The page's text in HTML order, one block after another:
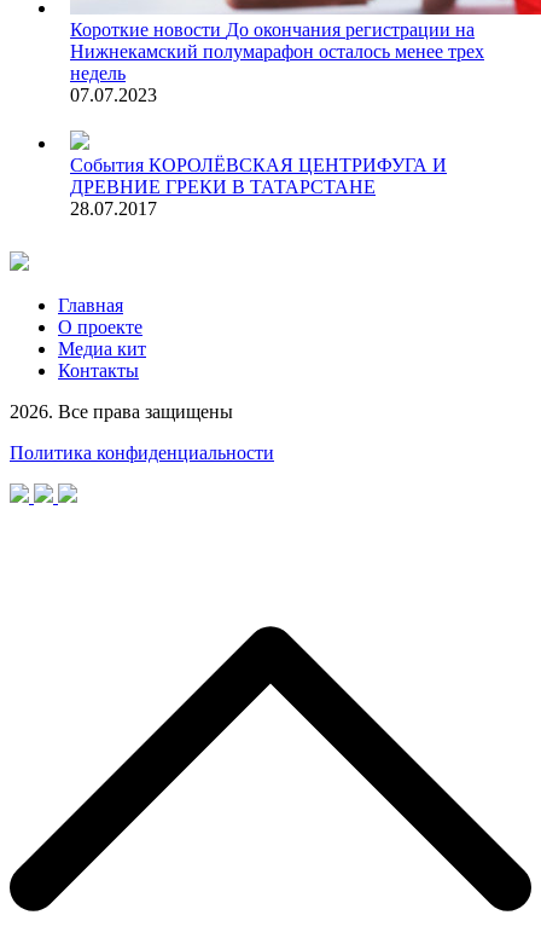
Короткие новости До окончания регистрации на
Нижнекамский полумарафон осталось менее трех
недель
07.07.2023
События КОРОЛЁВСКАЯ ЦЕНТРИФУГА И
ДРЕВНИЕ ГРЕКИ В ТАТАРСТАНЕ
28.07.2017
Главная
О проекте
Медиа кит
Контакты
2026. Все права защищены
Политика конфиденциальности